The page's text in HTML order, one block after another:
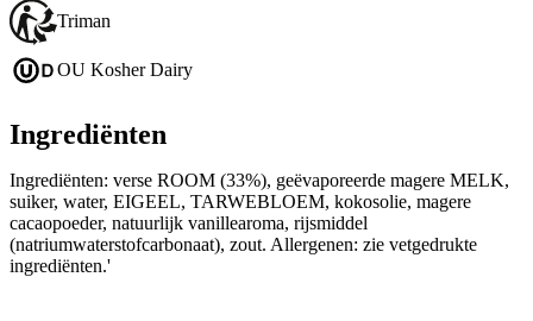
Triman
OU Kosher Dairy
Ingrediënten
Ingrediënten: verse ROOM (33%), geëvaporeerde magere MELK,
suiker, water, EIGEEL, TARWEBLOEM, kokosolie, magere
cacaopoeder, natuurlijk vanillearoma, rijsmiddel
(natriumwaterstofcarbonaat), zout. Allergenen: zie vetgedrukte
ingrediënten.'